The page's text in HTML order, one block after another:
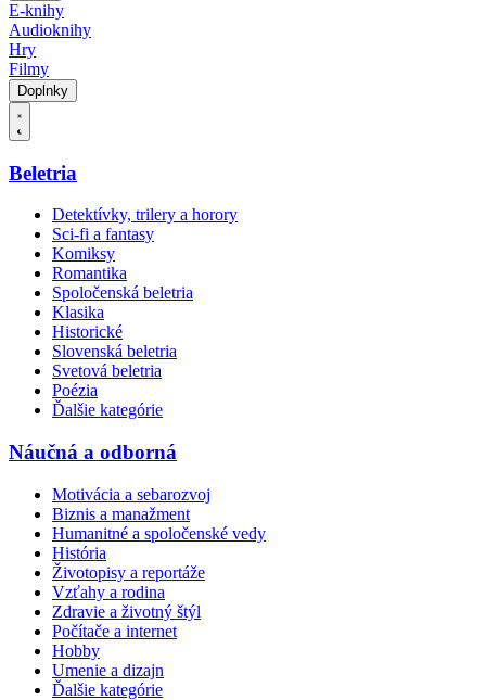
E-knihy
Audioknihy
Hry
Filmy
Doplnky
Beletria
Detektívky, trilery a horory
Sci-fi a fantasy
Komiksy
Romantika
Spoločenská beletria
Klasika
Historické
Slovenská beletria
Svetová beletria
Poézia
Ďalšie kategórie
Náučná a odborná
Motivácia a sebarozvoj
Biznis a manažment
Humanitné a spoločenské vedy
História
Životopisy a reportáže
Vzťahy a rodina
Zdravie a životný štýl
Počítače a internet
Hobby
Umenie a dizajn
Ďalšie kategórie